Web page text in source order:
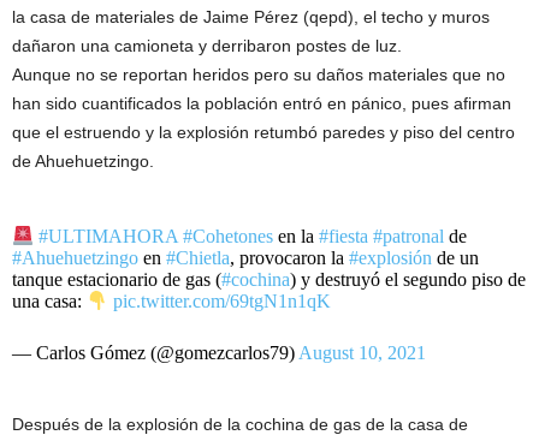
la casa de materiales de Jaime Pérez (qepd), el techo y muros
dañaron una camioneta y derribaron postes de luz.
Aunque no se reportan heridos pero su daños materiales que no
han sido cuantificados la población entró en pánico, pues afirman
que el estruendo y la explosión retumbó paredes y piso del centro
de Ahuehuetzingo.
#ULTIMAHORA #Cohetones en la#fiesta #patronal de
#Ahuehuetzingo en #Chietla, provocaron la #explosión de un
tanque estacionario de gas (#cochina) y destruyó el segundo piso de
una casa:
pic.twitter.com/69tgN1n1qK
— Carlos Gómez (@gomezcarlos79) August 10, 2021
Después de la explosión de la cochina de gas de la casa de